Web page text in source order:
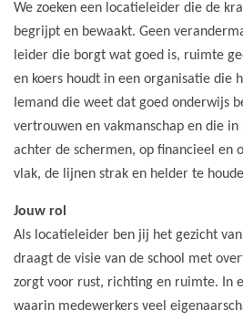
We zoeken een locatieleider die de
begrijpt en bewaakt. Geen
leider die borgt wat goed is, ruimte
en koers houdt in een organisatie die
Iemand die weet dat goed onderwijs
vertrouwen en vakmanschap en die in
achter de schermen, op financieel en
vlak, de lijnen strak en helder te
Jouw rol
Als locatieleider ben jij het gezicht van
draagt de visie van de school met
zorgt voor rust, richting en ruimte. In
waarin medewerkers veel